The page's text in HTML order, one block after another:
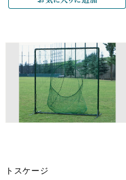
トスケージ